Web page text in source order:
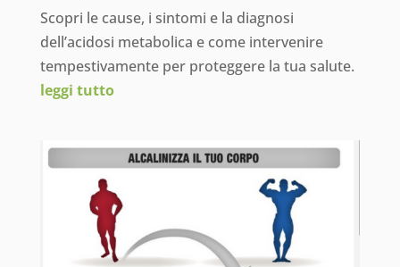
Scopri le cause, i sintomi e la diagnosi
dell’acidosi metabolica e come intervenire
tempestivamente per proteggere la tua salute.
leggi tutto